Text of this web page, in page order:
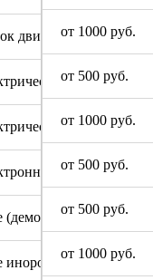
от 1000 руб.
от 500 руб.
от 1000 руб.
от 500 руб.
от 500 руб.
от 1000 руб.
двигателя
модуля на
шнура
модуля
(демонтаж) машинки из
предмета